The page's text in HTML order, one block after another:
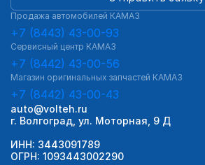
Продажа автомобилей КАМАЗ
+7 (8443) 43-00-93
Сервисный центр КАМАЗ
+7 (8442) 43-00-56
Магазин оригинальных запчастей КАМАЗ
+7 (8442) 43-00-43
auto@volteh.ru
г. Волгоград, ул. Моторная, 9 Д
ИНН: 3443091789
ОГРН: 1093443002290